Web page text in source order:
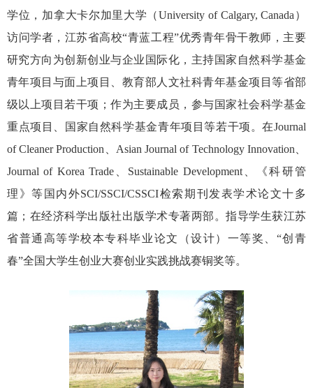
学位，加拿大卡尔加里大学（University of Calgary, Canada ）
访问学者，江苏省高校“青蓝工程”优秀青年骨干教师，主要
研究方向为创新创业与企业国际化，主持国家自然科学基金
青年项目与面上项目、教育部人文社科青年基金项目等省部
级以上项目若干项；作为主要成员，参与国家社会科学基金
重点项目、国家自然科学基金青年项目等若干项。在Journal
of Cleaner Production
Asian Journal of Technology Innovation
Journal of Korea Trade、 Sustainable Development、《科研管
理》等国内外SCI/SSCI/CSSCI检索期刊发表学术论文十多
篇；在经济科学出版社出版学术专著两部。指导学生获江苏
省普通高等学校本专科毕业论文（设计）一等奖、“创青
春”全国大学生创业大赛创业实践挑战赛铜奖等。